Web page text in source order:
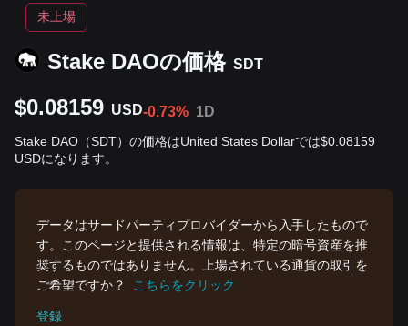
Stake DAOの‌価格 SDT
未上場
$0.08159 USD-0.73% 1D
Stake DAO（SDT）の価格はUnited States Dollarでは$0.08159
USDになります。
データはサードパーティプロバイダーから入手したもので
す。このページと提供される情報は、特定の暗号資産を推
奨するものではありません。上場されている通貨の取引を
ご希望ですか？
こちらをクリック
登録